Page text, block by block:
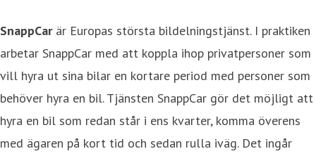
SnappCar är Europas största bildelningstjänst. I praktiken
arbetar SnappCar med att koppla ihop privatpersoner som
vill hyra ut sina bilar en kortare period med personer som
behöver hyra en bil. Tjänsten SnappCar gör det möjligt att
hyra en bil som redan står i ens kvarter, komma överens
med ägaren på kort tid och sedan rulla iväg. Det ingår